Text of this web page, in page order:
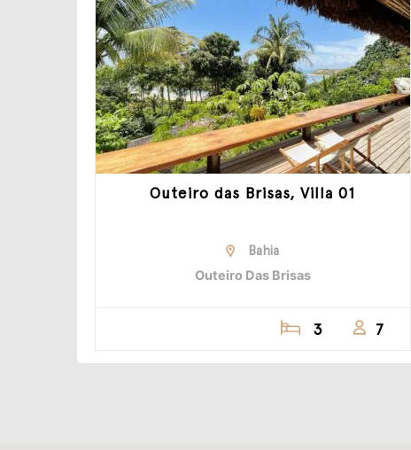
Outeiro das Brisas, Villa 01
Bahia
Outeiro Das Brisas
3 7